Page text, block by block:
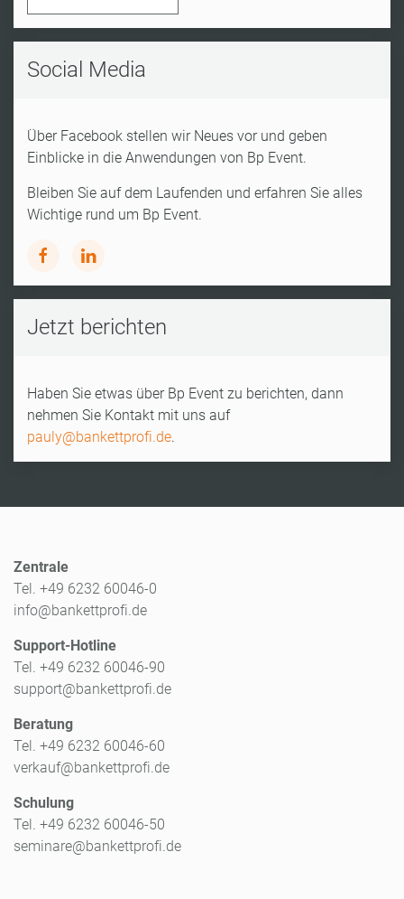
Social Media
Über Facebook stellen wir Neues vor und geben
Einblicke in die Anwendungen von Bp Event.
Bleiben Sie auf dem Laufenden und erfahren Sie alles
Wichtige rund um Bp Event.
Jetzt berichten
Haben Sie etwas über Bp Event zu berichten, dann
nehmen Sie Kontakt mit uns auf
pauly@bankettprofi.de.
Zentrale
Tel. +49 6232 60046-0
info@bankettprofi.de
Support-Hotline
Tel. +49 6232 60046-90
support@bankettprofi.de
Beratung
Tel. +49 6232 60046-60
verkauf@bankettprofi.de
Schulung
Tel. +49 6232 60046-50
seminare@bankettprofi.de